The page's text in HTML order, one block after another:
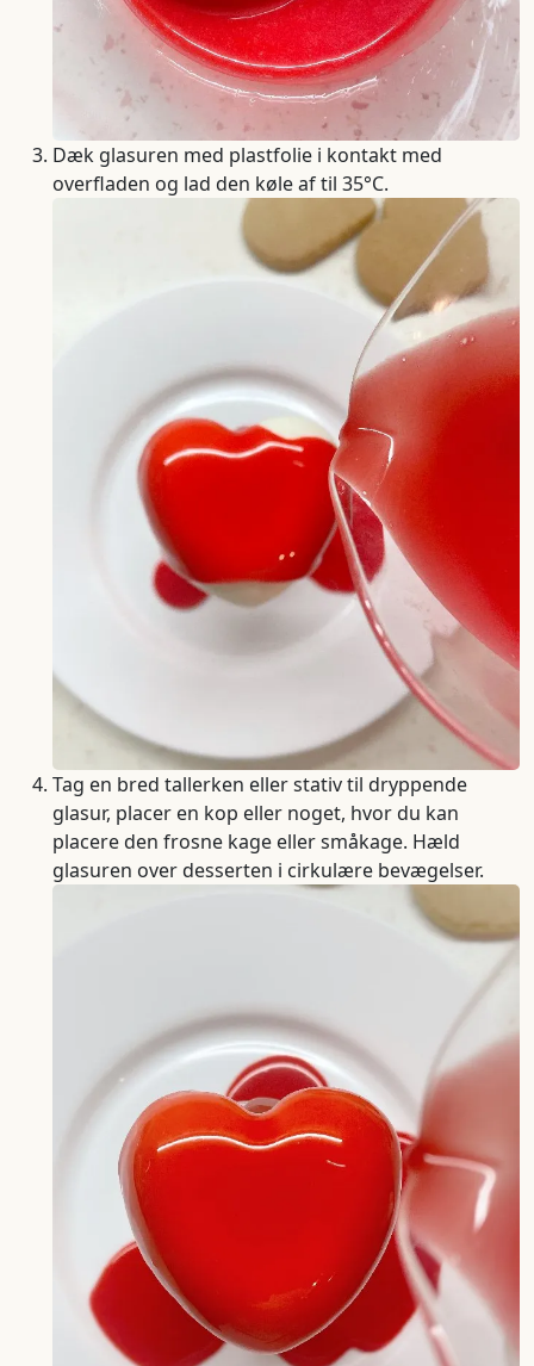
Dæk glasuren med plastfolie i kontakt med
overfladen og lad den køle af til 35°C.
Tag en bred tallerken eller stativ til dryppende
glasur, placer en kop eller noget, hvor du kan
placere den frosne kage eller småkage. Hæld
glasuren over desserten i cirkulære bevægelser.